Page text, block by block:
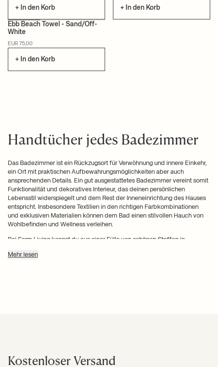
+ In den Korb + In den Korb
ZERTIFIZIERT
Ebb Beach Towel - Sand/Off-
White
EUR 75,00
+ In den Korb
Handtücher jedes Badezimmer
Das Badezimmer ist ein Rückzugsort für Verwöhnung und innere Einkehr,
ein Ort mit praktischen Aufbewahrungsmöglichkeiten aber auch
ansprechenden Details. Ein gut ausgestattetes Badezimmer vereint somit
Funktionalität und dekoratives Interieur, das deinen persönlichen
Lebensstil widerspiegelt und dem Rest der Inneneinrichtung des Hauses
entspricht. Insbesondere Textilien in den richtigen Farbkombinationen
und exklusiven Materialien können dem Bad einen stilvollen Hauch von
Wohlbefinden und Wellness verleihen.
Bei Ferm Living kannst du aus einer Fülle von schönen Stoffen in
wählen. Mit unseren beliebten Ferm Living-Handtüchern in Bioqualität
Mehr lesen
Kostenloser Versand